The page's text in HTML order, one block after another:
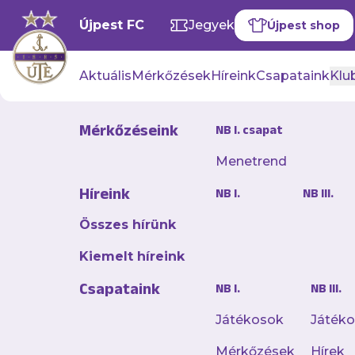
Újpest FC Jegyek Újpest shop
AktuálisMérkőzésekHíreinkCsapataink
Mérkőzéseink NB I. csapat
Menetrend
Híreink
Összes hírünk
Kiemelt híreink
NB I. NB III.
Csapataink NB I.
Játékosok
Mérkőzések
NB III.
Hírek
„Meg
Hullámzó ősz után
keretről, a rutinos